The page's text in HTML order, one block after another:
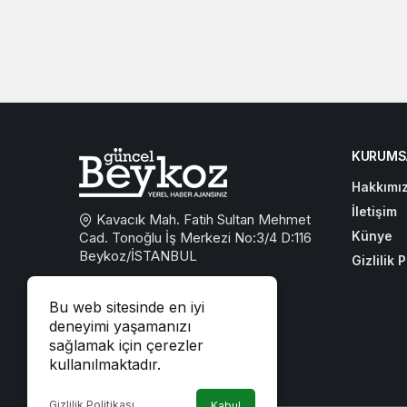
Bu web sitesinde en iyi
deneyimi yaşamanızı
sağlamak için çerezler
kullanılmaktadır.
Kavacık Mah. Fatih Sultan Mehmet
Cad. Tonoğlu İş Merkezi No:3/4 D:116
Beykoz/İSTANBUL
beykozguncel@gmail.com
iletisim@beykozguncel.com
İletişim
Künye
Gizlilik